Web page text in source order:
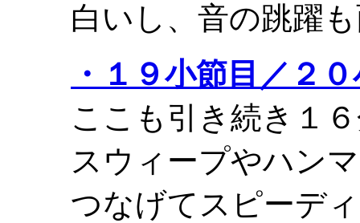
白いし、音の跳躍
・１９小節目／２
ここも引き続き１
スウィープやハン
つなげてスピーデ